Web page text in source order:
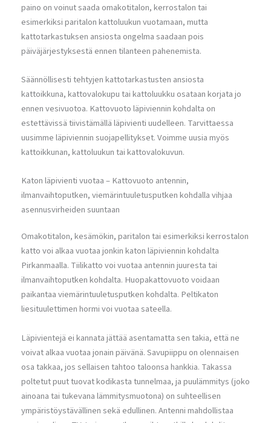
paino on voinut saada omakotitalon, kerrostalon tai
esimerkiksi paritalon kattoluukun vuotamaan, mutta
kattotarkastuksen ansiosta ongelma saadaan pois
päiväjärjestyksestä ennen tilanteen pahenemista.
Säännöllisesti tehtyjen kattotarkastusten ansiosta
kattoikkuna, kattovalokupu tai kattoluukku osataan korjata jo
ennen vesivuotoa. Kattovuoto läpiviennin kohdalta on
estettävissä tiivistämällä läpivienti uudelleen. Tarvittaessa
uusimme läpiviennin suojapellitykset. Voimme uusia myös
kattoikkunan, kattoluukun tai kattovalokuvun.
Katon läpivienti vuotaa – Kattovuoto antennin,
ilmanvaihtoputken, viemärintuuletusputken kohdalla vihjaa
asennusvirheiden suuntaan
Omakotitalon, kesämökin, paritalon tai esimerkiksi kerrostalon
katto voi alkaa vuotaa jonkin katon läpiviennin kohdalta
Pirkanmaalla. Tiilikatto voi vuotaa antennin juuresta tai
ilmanvaihtoputken kohdalta. Huopakattovuoto voidaan
paikantaa viemärintuuletusputken kohdalta. Peltikaton
liesituulettimen hormi voi vuotaa sateella.
Läpivientejä ei kannata jättää asentamatta sen takia, että ne
voivat alkaa vuotaa jonain päivänä. Savupiippu on olennaisen
osa takkaa, jos sellaisen tahtoo taloonsa hankkia. Takassa
poltetut puut tuovat kodikasta tunnelmaa, ja puulämmitys (joko
ainoana tai tukevana lämmitysmuotona) on suhteellisen
ympäristöystävällinen sekä edullinen. Antenni mahdollistaa